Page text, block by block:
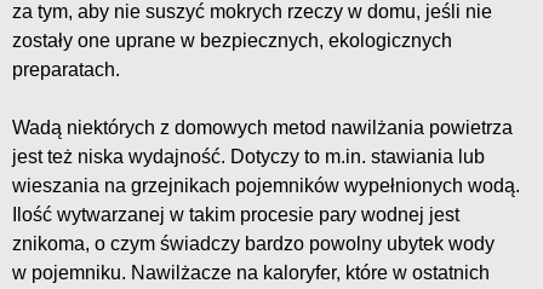
za tym, aby nie suszyć mokrych rzeczy w domu, jeśli nie
zostały one uprane w bezpiecznych, ekologicznych
preparatach.
Wadą niektórych z domowych metod nawilżania powietrza
jest też niska wydajność. Dotyczy to m.in. stawiania lub
wieszania na grzejnikach pojemników wypełnionych wodą.
Ilość wytwarzanej w takim procesie pary wodnej jest
znikoma, o czym świadczy bardzo powolny ubytek wody
w pojemniku. Nawilżacze na kaloryfer, które w ostatnich